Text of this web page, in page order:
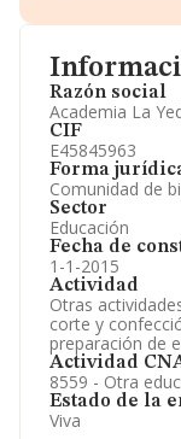
Razón social
Academia La
CIF
E45845963
Forma
Comunidad de
Sector
Educación
Fecha de
1-1-2015
Actividad
Otras
corte y
preparación de
Actividad
8559 - Otra
Estado de la
Viva
Información